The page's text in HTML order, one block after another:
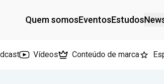
Quem somosEventosEstudos
Vídeos Conteúdo de marca